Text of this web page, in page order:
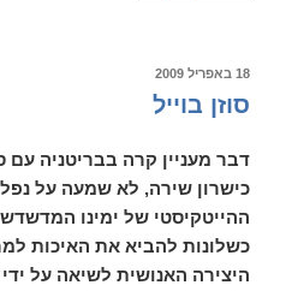
דיוני
מוזיקה
באינטרנט
פורסם
18 באפריל 2009
סוזן בוייל
דבר מעניין קרה בבריטניה עם
כישרון שירה, לא שמעה על
ההייטקיסטי של ימינו
כשלונות להביא את האיכות
היצירה האנושית לשיאה על